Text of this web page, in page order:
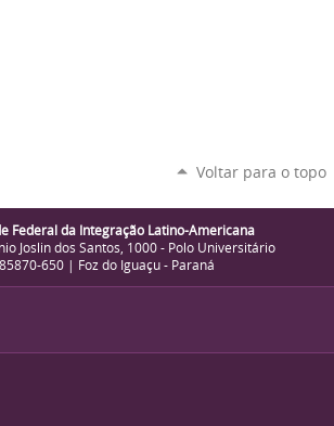
Voltar para o topo
Federal da Integração Latino-Americana
Joslin dos Santos, 1000 - Polo Universitário
650 | Foz do Iguaçu - Paraná